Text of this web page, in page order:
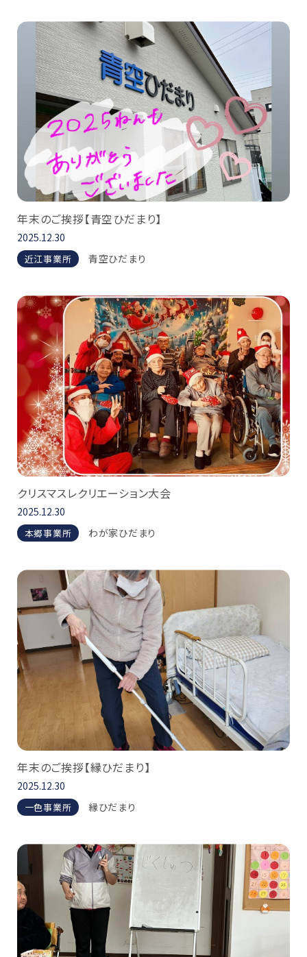
年末のご挨拶【青空ひだまり】
2025.12.30
近江事業所 青空ひだまり
クリスマスレクリエーション大会
2025.12.30
本郷事業所 わが家ひだまり
年末のご挨拶【縁ひだまり】
2025.12.30
一色事業所 縁ひだまり